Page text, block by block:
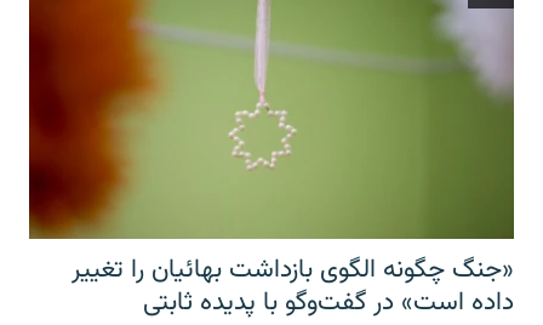
«جنگ چگونه الگوی بازداشت بهائیان را تغییر
داده است» در گفت‌وگو با پدیده ثابتی